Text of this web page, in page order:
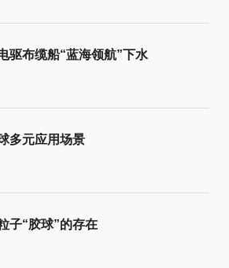
驱布缆船“蓝海领航”下水
多元应用场景
子“胶球”的存在